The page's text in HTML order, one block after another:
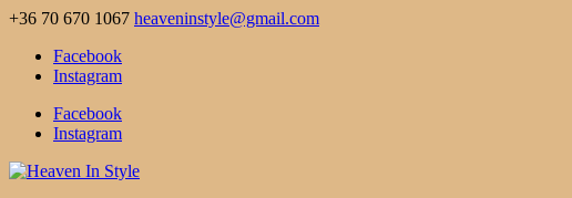
+36 70 670 1067 heaveninstyle@gmail.com
Facebook
Instagram
Facebook
Instagram